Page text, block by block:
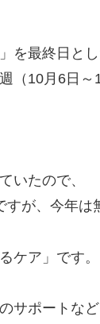
を最終日と
（10月6日
いたので、
が、今年は
ケア」です。
サポートなど